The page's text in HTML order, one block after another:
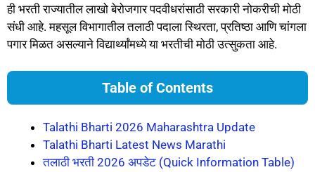
ही भरती राज्यातील लाखो बेरोजगार पदवीधरांसाठी सरकारी नोकरीची मोठी
संधी आहे. महसूल विभागातील तलाठी पदाला स्थिरता, प्रतिष्ठा आणि चांगला
पगार मिळत असल्याने विद्यार्थ्यांमध्ये या भरतीची मोठी उत्सुकता आहे.
Table of Contents
Talathi Bharti 2026 Maharashtra Update
Talathi Bharti Latest News Marathi
तलाठी भरती 2026 अपडेट (Quick Information Table)